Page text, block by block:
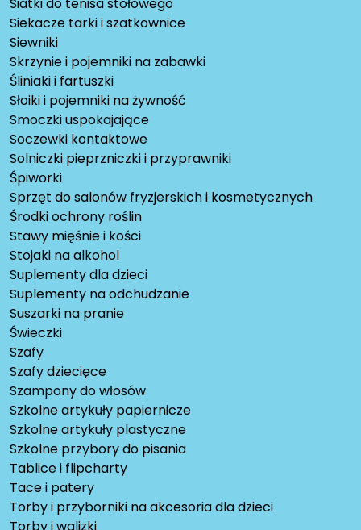
Siekacze tarki i szatkownice
Siewniki
Skrzynie i pojemniki na zabawki
Śliniaki i fartuszki
Słoiki i pojemniki na żywność
Smoczki uspokajające
Soczewki kontaktowe
Solniczki pieprzniczki i przyprawniki
Śpiworki
Sprzęt do salonów fryzjerskich i kosmetycznych
Środki ochrony roślin
Stawy mięśnie i kości
Stojaki na alkohol
Suplementy dla dzieci
Suplementy na odchudzanie
Suszarki na pranie
Świeczki
Szafy
Szafy dziecięce
Szampony do włosów
Szkolne artykuły papiernicze
Szkolne artykuły plastyczne
Szkolne przybory do pisania
Tablice i flipcharty
Tace i patery
Torby i przyborniki na akcesoria dla dzieci